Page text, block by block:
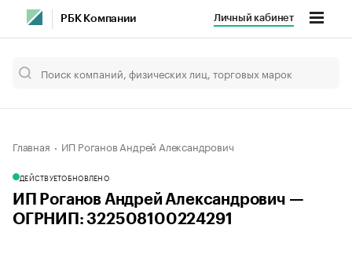
РБК Компании Личный кабинет
Главная ИП Роганов Андрей Александрович
ДЕЙСТВУЕТОБНОВЛЕНО
ИП Роганов Андрей Александрович —
ОГРНИП: 322508100224291